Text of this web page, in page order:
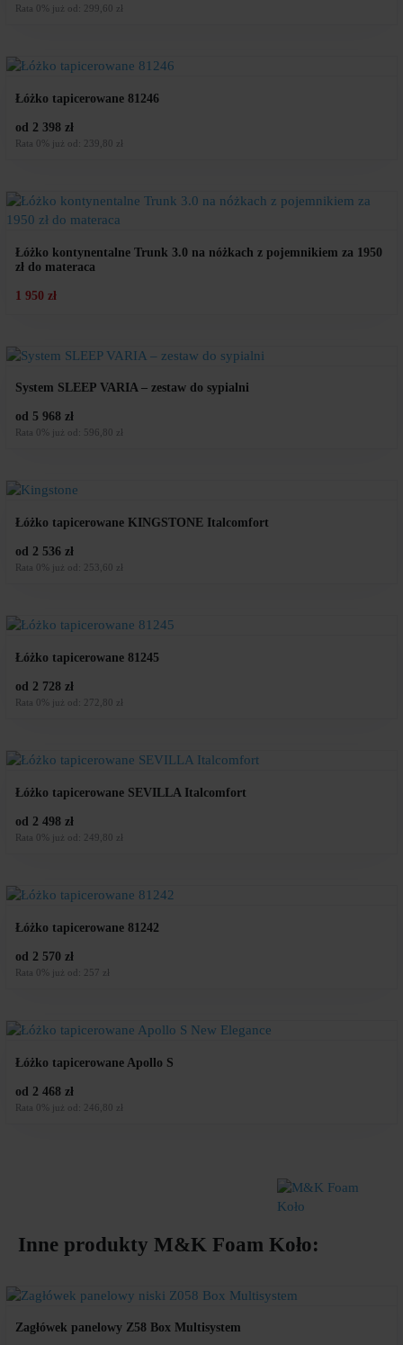
Rata 0% już od: 299,60 zł
Łóżko tapicerowane 81246
od 2 398 zł
Rata 0% już od: 239,80 zł
Łóżko kontynentalne Trunk 3.0 na nóżkach z pojemnikiem za 1950
zł do materaca
1 950 zł
System SLEEP VARIA – zestaw do sypialni
od 5 968 zł
Rata 0% już od: 596,80 zł
Łóżko tapicerowane KINGSTONE Italcomfort
od 2 536 zł
Rata 0% już od: 253,60 zł
Łóżko tapicerowane 81245
od 2 728 zł
Rata 0% już od: 272,80 zł
Łóżko tapicerowane SEVILLA Italcomfort
od 2 498 zł
Rata 0% już od: 249,80 zł
Łóżko tapicerowane 81242
od 2 570 zł
Rata 0% już od: 257 zł
Łóżko tapicerowane Apollo S
od 2 468 zł
Rata 0% już od: 246,80 zł
Inne produkty M&K Foam Koło:
Zagłówek panelowy Z58 Box Multisystem